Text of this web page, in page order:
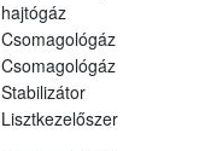
hajtógáz
Csomagológáz
Csomagológáz
Stabilizátor
Lisztkezelőszer